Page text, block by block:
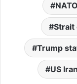
NATO
Strait
Trump
US